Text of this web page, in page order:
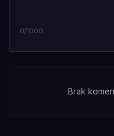
0/1000
Brak